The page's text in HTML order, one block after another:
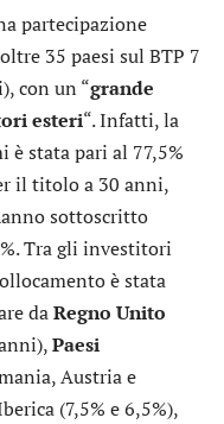
partecipazione
35 paesi sul BTP 7
con un “grande
esteri“. Infatti, la
è stata pari al 77,5%
il titolo a 30 anni,
sottoscritto
Tra gli investitori
è stata
daRegno Unito
Paesi
Austria e
(7,5% e 6,5%),